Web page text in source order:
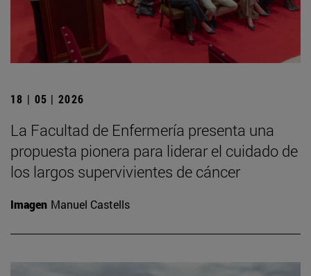
18 | 05 | 2026
La Facultad de Enfermería presenta una
propuesta pionera para liderar el cuidado de
los largos supervivientes de cáncer
Imagen Manuel Castells